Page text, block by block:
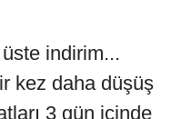
indirim...
kez daha düşüş
3 gün içinde